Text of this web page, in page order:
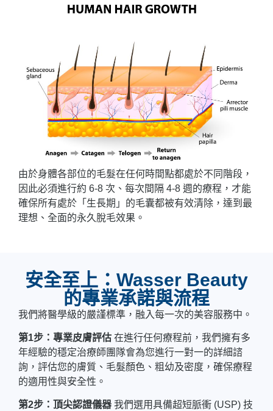
由於身體各部位的毛髮在任何時間點都處於不同階段，
因此必須進行約 6-8 次、每次間隔 4-8 週的療程，才能
確保所有處於「生長期」的毛囊都被有效清除，達到最
理想、全面的永久脫毛效果。
安全至上：Wasser Beauty
的專業承諾與流程
我們將醫學級的嚴謹標準，融入每一次的美容服務中。
第1步：專業皮膚評估 在進行任何療程前，我們擁有多
年經驗的穩定治療師團隊會為您進行一對一的詳細諮
詢，評估您的膚質、毛髮顏色、粗幼及密度，確保療程
的適用性與安全性。
第2步：頂尖認證儀器 我們選用具備超短脈衝 (USP) 技